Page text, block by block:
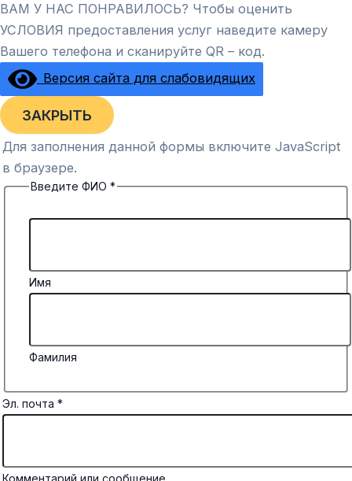
ВАМ У НАС ПОНРАВИЛОСЬ? Чтобы оценить
УСЛОВИЯ предоставления услуг наведите камеру
Вашего телефона и сканируйте QR – код.
Версия сайта для слабовидящих
ЗАКРЫТЬ
Для заполнения данной формы включите JavaScript
в браузере.
Введите ФИО *
Имя
Фамилия
Эл. почта *
Комментарий или сообщение